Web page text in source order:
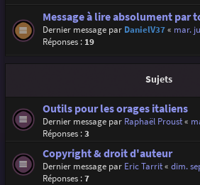
Message à lire absolument par
Dernier message par DanielV37« mar.
Réponses : 19
Sujets
Outils pour les orages italiens
Dernier message par Raphaël Proust«
Réponses :3
Copyright & droit d'auteur
Dernier message par Eric Tarrit« dim.
Réponses :7